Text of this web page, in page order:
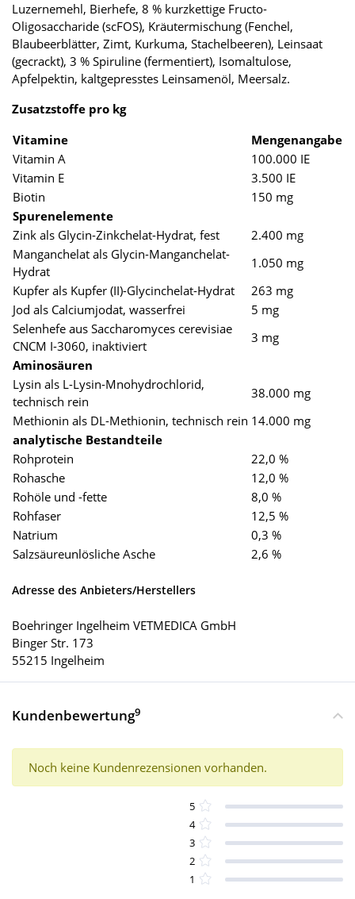
Luzernemehl, Bierhefe, 8 % kurzkettige Fructo-
Oligosaccharide (scFOS), Kräutermischung (Fenchel,
Blaubeerblätter, Zimt, Kurkuma, Stachelbeeren), Leinsaat
(gecrackt), 3 % Spiruline (fermentiert), Isomaltulose,
Apfelpektin, kaltgepresstes Leinsamenöl, Meersalz.
Zusatzstoffe pro kg
Vitamine
Mengenangabe
Vitamin A
100.000 IE
Vitamin E
3.500 IE
Biotin
150 mg
Spurenelemente
Zink als Glycin-Zinkchelat-Hydrat, fest
2.400 mg
Manganchelat als Glycin-Manganchelat-
Hydrat
1.050 mg
Kupfer als Kupfer (II)-Glycinchelat-Hydrat
263 mg
Jod als Calciumjodat, wasserfrei
5 mg
Selenhefe aus Saccharomyces cerevisiae
CNCM I-3060, inaktiviert
3 mg
Aminosäuren
Lysin als L-Lysin-Mnohydrochlorid,
technisch rein
38.000 mg
Methionin als DL-Methionin, technisch rein 14.000 mg
analytische Bestandteile
Rohprotein
22,0 %
Rohasche
12,0 %
Rohöle und -fette
8,0 %
Rohfaser
12,5 %
Natrium
0,3 %
Salzsäureunlösliche Asche
2,6 %
Adresse des Anbieters/Herstellers
Boehringer Ingelheim VETMEDICA GmbH
Binger Str. 173
55215 Ingelheim
Kundenbewertung9
Noch keine Kundenrezensionen vorhanden.
5
4
3
2
1